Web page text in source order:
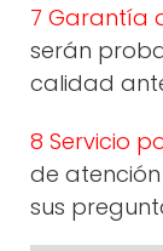
7 Garantía
serán
calidad
8 Servicio
de
sus